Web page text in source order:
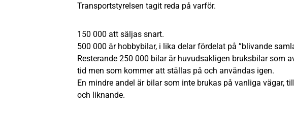
Transportstyrelsen tagit reda på varför.
150 000 att säljas snart.
500 000 är hobbybilar, i lika delar fördelat på ”blivande
Resterande 250 000 bilar är huvudsakligen bruksbilar som
tid men som kommer att ställas på och användas igen.
En mindre andel är bilar som inte brukas på vanliga vägar,
och liknande.